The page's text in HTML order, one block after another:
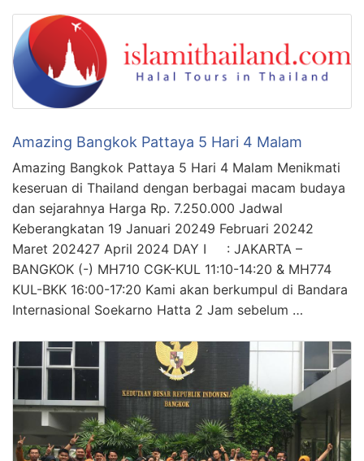
Amazing Bangkok Pattaya 5 Hari 4 Malam
Amazing Bangkok Pattaya 5 Hari 4 Malam Menikmati
keseruan di Thailand dengan berbagai macam budaya
dan sejarahnya Harga Rp. 7.250.000 Jadwal
Keberangkatan 19 Januari 20249 Februari 20242
Maret 202427 April 2024 DAY I : JAKARTA –
BANGKOK (-) MH710 CGK-KUL 11:10-14:20 & MH774
KUL-BKK 16:00-17:20 Kami akan berkumpul di Bandara
Internasional Soekarno Hatta 2 Jam sebelum …